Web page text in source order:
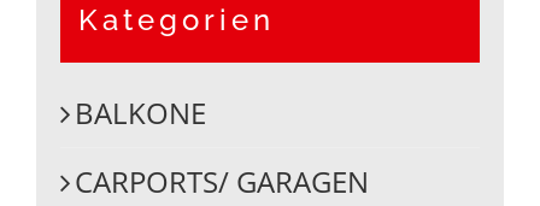
Kategorien
BALKONE
CARPORTS/ GARAGEN